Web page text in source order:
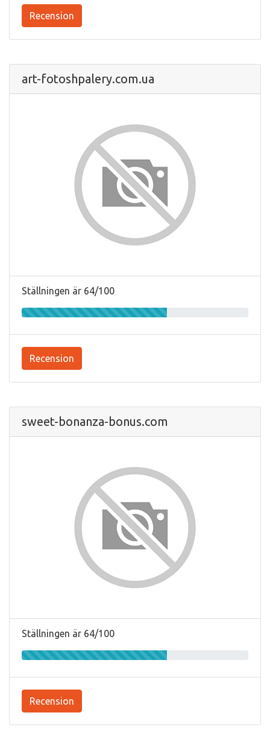
Recension
art-fotoshpalery.com.ua
Ställningen är 64/100
Recension
sweet-bonanza-bonus.com
Ställningen är 64/100
Recension